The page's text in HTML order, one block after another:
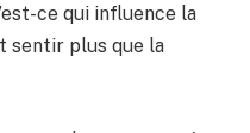
ce qui influence la
sentir plus que la